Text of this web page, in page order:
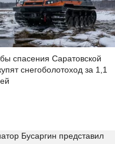
спасения Саратовской
снегоболотоход за 1,1